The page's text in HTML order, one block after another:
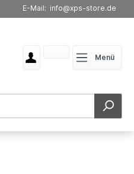
E-Mail: info@xps-store.de
Menü